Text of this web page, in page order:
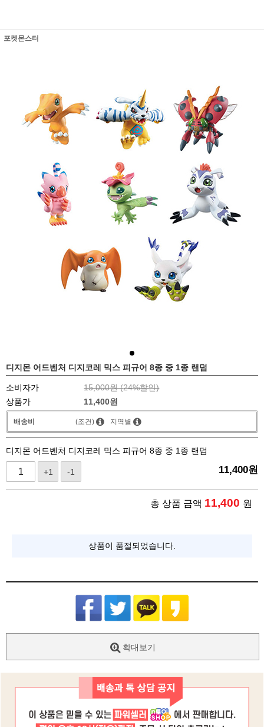
포켓몬스터
디지몬 어드벤처 디지코레 믹스 피규어 8종 중 1종 랜덤
소비자가 15,000원 (24%할인)
상품가
11,400원
배송비 (조건) 지역별
디지몬 어드벤처 디지코레 믹스 피규어 8종 중 1종 랜덤
+1 -1 11,400원
총 상품 금액 11,400 원
상품이 품절되었습니다.
확대보기